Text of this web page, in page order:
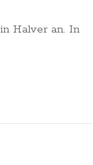
Halver an. In